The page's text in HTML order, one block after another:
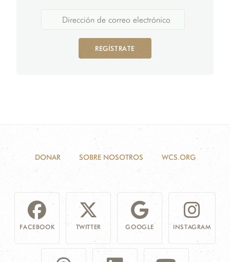
REGÍSTRATE
DONAR SOBRE NOSOTROS WCS.ORG
FACEBOOK TWITTER GOOGLE INSTAGRAM